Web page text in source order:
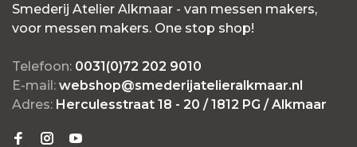
Smederij Atelier Alkmaar - van messen makers,
voor messen makers. One stop shop!
Telefoon: 0031(0)72 202 9010
E-mail: webshop@smederijatelieralkmaar.nl
Adres: Herculesstraat 18 - 20 / 1812 PG / Alkmaar